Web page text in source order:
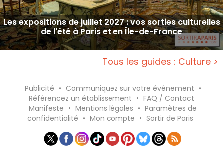
Les expositions de juillet 2027 : vos sorties culturelles
de l'été à Paris et en Île-de-France
Tous les guides : Culture >
Publicité • Communiquez sur votre événement •
Référencez un établissement • FAQ / Contact
Manifeste • Mentions légales • Paramètres de
confidentialité • Mon compte • Sortir de Paris